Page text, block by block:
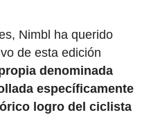
Nimbl ha querido
de esta edición
denominada
específicamente
logro del ciclista